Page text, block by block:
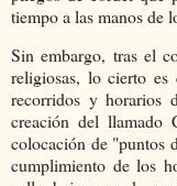
tiempo a las manos de
Sin embargo, tras el
religiosas, lo cierto
recorridos y horarios
creación del llamado
colocación de "puntos
cumplimiento de los